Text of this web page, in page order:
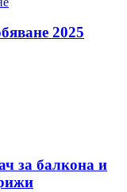
2025
за балкона и